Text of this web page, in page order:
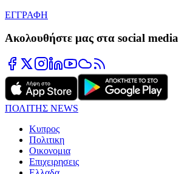
ΕΓΓΡΑΦΗ
Ακολουθήστε μας στα social media
ΠΟΛΙΤΗΣ NEWS
Κυπρος
Πολιτικη
Οικονομια
Επιχειρησεις